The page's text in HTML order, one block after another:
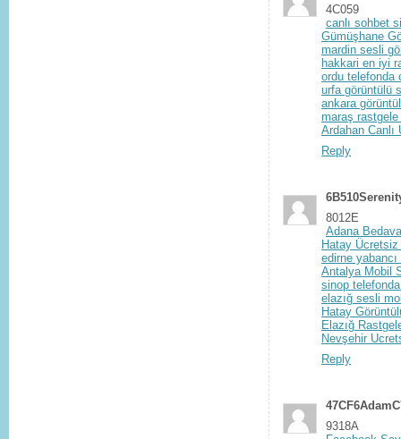
4C059
canlı sohbet
Gümüşhane
mardin sesli
hakkari en iyi
ordu telefonda
urfa görüntülü
ankara
maraş
Ardahan
Reply
8012E
Adana
Hatay
edirne
Antalya Mobil
sinop
elazığ sesli
Hatay
Elazığ
Nevşehir
Reply
9318A